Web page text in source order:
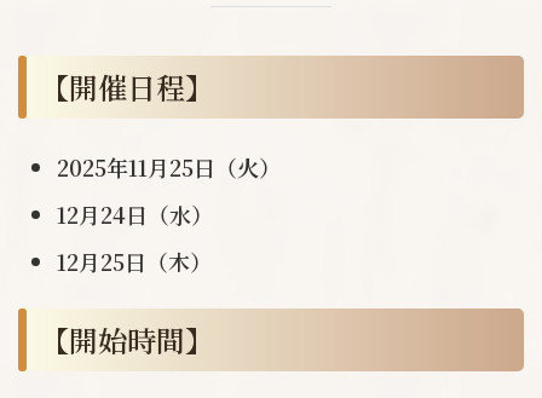
【開催日程】
2025年11月25日（火）
12月24日（水）
12月25日（木）
【開始時間】